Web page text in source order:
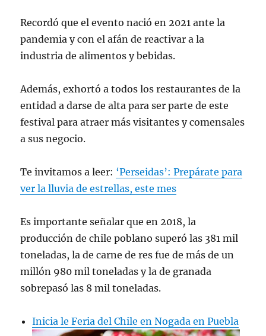
pic.twitter.com/kdRfV1S02F
— Nathalie Desplas
Recordó que el evento nació en 2021 ante la
pandemia y con el afán de reactivar a la
industria de alimentos y bebidas.
Además, exhortó a todos los restaurantes de la
entidad a darse de alta para ser parte de este
festival para atraer más visitantes y comensales
a sus negocio.
Te invitamos a leer: ‘Perseidas’: Prepárate para
ver la lluvia de estrellas, este mes
Es importante señalar que en 2018, la
producción de chile poblano superó las 381 mil
toneladas, la de carne de res fue de más de un
millón 980 mil toneladas y la de granada
sobrepasó las 8 mil toneladas.
Inicia le Feria del Chile en Nogada en Puebla